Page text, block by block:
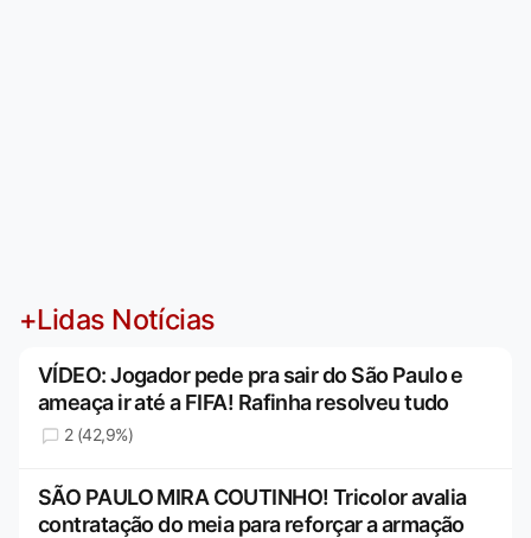
+Lidas Notícias
VÍDEO: Jogador pede pra sair do São Paulo e
ameaça ir até a FIFA! Rafinha resolveu tudo
2 (42,9%)
SÃO PAULO MIRA COUTINHO! Tricolor avalia
contratação do meia para reforçar a armação